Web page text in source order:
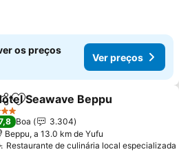
os preços
Ver preços
Adicionar aos favoritos
Seawave Beppu
Boa
3.304
Beppu, a 13.0 km de Yufu
Restaurante de culinária local especializada